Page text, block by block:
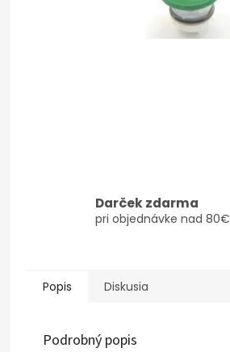
Darček zdarma
pri objednávke nad 80€
Popis Diskusia
Podrobný popis